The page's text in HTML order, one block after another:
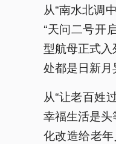
从“南水北调
“天问二号开
型航母正式入
处都是日新月
从“让老百姓
幸福生活是头
化改造给老